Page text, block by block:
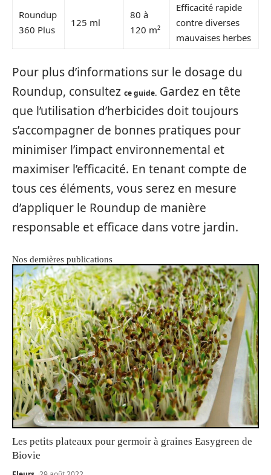
Roundup
360 Plus
125 ml
80 à
120 m²
Efficacité rapide
contre diverses
mauvaises herbes
Pour plus d’informations sur le dosage du
Roundup, consultez ce guide. Gardez en tête
que l’utilisation d’herbicides doit toujours
s’accompagner de bonnes pratiques pour
minimiser l’impact environnemental et
maximiser l’efficacité. En tenant compte de
tous ces éléments, vous serez en mesure
d’appliquer le Roundup de manière
responsable et efficace dans votre jardin.
Nos dernières publications
Les petits plateaux pour germoir à graines Easygreen de
Biovie